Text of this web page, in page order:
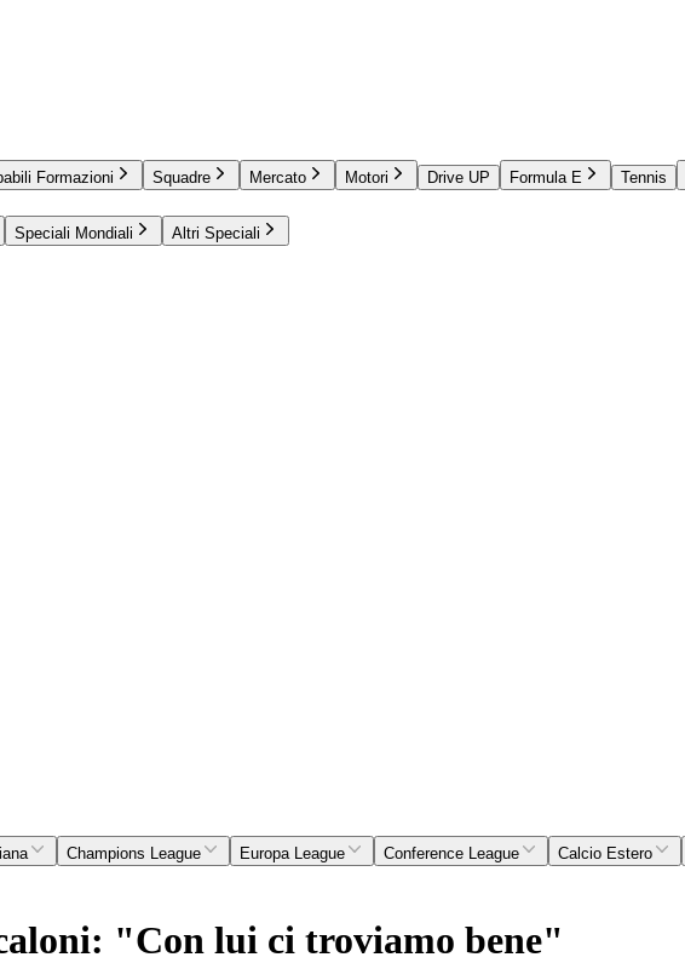
Formazioni Squadre Mercato Motori Drive UP Formula E Tennis
Speciali Mondiali Altri Speciali
Champions League Europa League Conference League Calcio Estero
"Con lui ci troviamo bene"